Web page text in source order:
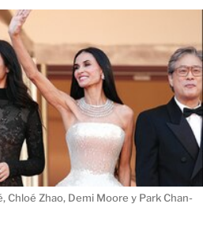
Chloé Zhao, Demi Moore y Park Chan-